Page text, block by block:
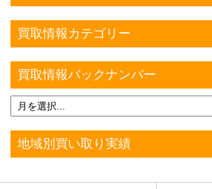
買取情報カテゴリー
買取情報バックナンバー
地域別買い取り実績